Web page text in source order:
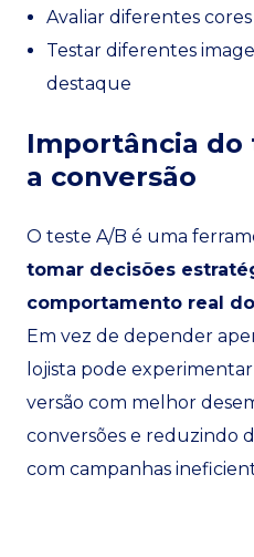
Avaliar diferentes
Testar diferentes
destaque
Importância do
a conversão
O teste A/B é uma
tomar decisões
comportamento real
Em vez de depender
lojista pode
versão com melhor
conversões e reduzindo
com campanhas